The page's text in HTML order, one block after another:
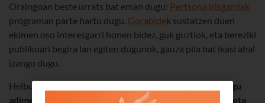
Oraingoan beste urrats bat eman dugu: Pertsona irisgarriak
programan parte hartu dugu. Gorabidek sustatzen duen
ekimen oso interesgarri honen bidez, guk guztiok, eta bereziki
publikoari begira lan egiten dugunok, gauza pila bat ikasi ahal
izango dugu.
Helburua izugarri gustatuko zaizu:
hobetu egin nahi dugu
adimen-desgaitasuna duten pertsonekiko harremana eta